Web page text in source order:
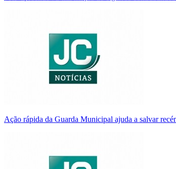
Ação rápida da Guarda Municipal ajuda a salvar